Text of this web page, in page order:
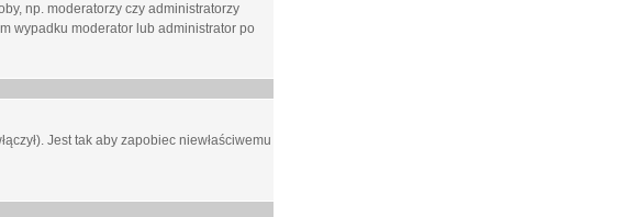
np. moderatorzy czy administratorzy
wypadku moderator lub administrator po
Jest tak aby zapobiec niewłaściwemu